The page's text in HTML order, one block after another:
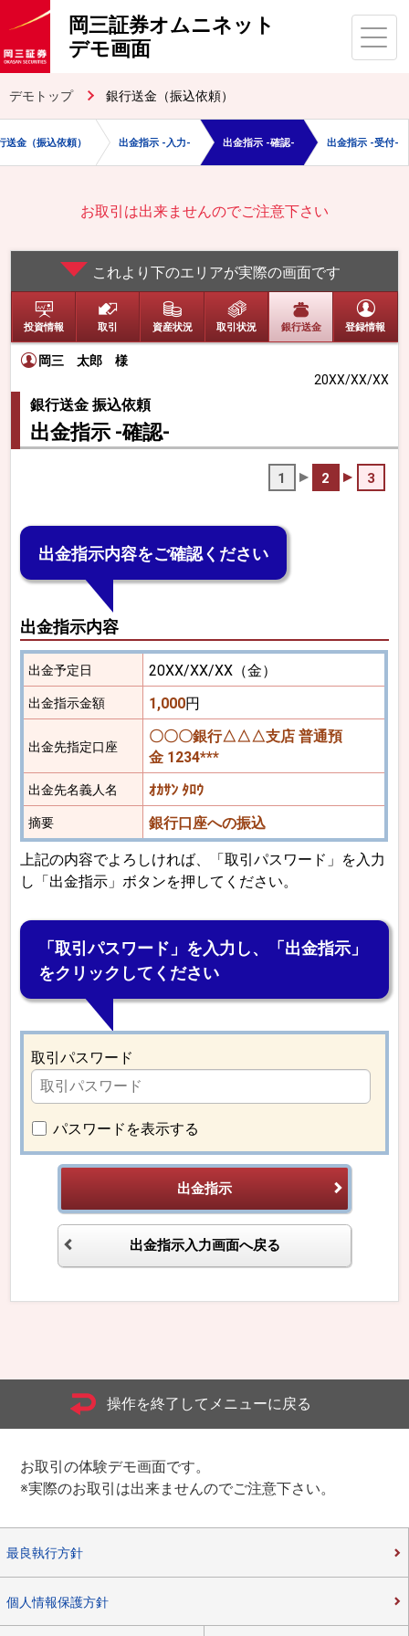
岡三証券オムニネット
デモ画面
デモトップ 銀行送金（振込依頼）
送金（振込依頼） 出金指示 -入力- 出金指示 -確認- 出金指示 -受付-
お取引は出来ませんのでご注意下さい
これより下のエリアが実際の画面です
投資情報 取引 資産状況 取引状況 銀行送金 登録情報
岡三 太郎
様
20XX/XX/XX
銀行送金 振込依頼
出金指示 -確認-
1 2 3
出金指示内容をご確認ください
出金指示内容
出金予定日 20XX/XX/XX（金）
出金指示金額 1,000円
出金先指定口座
〇〇〇銀行△△△支店 普通預
金 1234***
出金先名義人名 ｵｶｻﾝ ﾀﾛｳ
摘要 銀行口座への振込
上記の内容でよろしければ、「取引パスワード」を入力
し「出金指示」ボタンを押してください。
「取引パスワード」を入力し、「出金指示」
をクリックしてください
取引パスワード
パスワードを表示する
出金指示
出金指示入力画面へ戻る
お取引の体験デモ画面です。
※実際のお取引は出来ませんのでご注意下さい。
操作を終了してメニューに戻る
最良執行方針
個人情報保護方針